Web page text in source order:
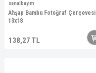
sanalbayim
Ahşap Bambu Fotoğraf Çerçevesi
13x18
138,27 TL